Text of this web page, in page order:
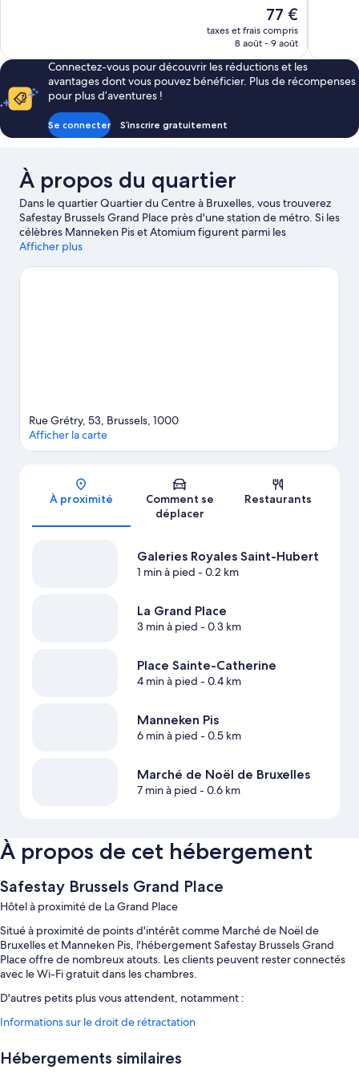
Le
nouveau
prix
de
77 €
77 €
taxes et frais compris
8 août - 9 août
Connectez-vous pour découvrir les réductions et les
avantages dont vous pouvez bénéficier. Plus de récompenses
pour plus d’aventures !
Se connecter S’inscrire gratuitement
À propos du quartier
Dans le quartier Quartier du Centre à Bruxelles, vous trouverez
Safestay Brussels Grand Place près d'une station de métro. Si les
célèbres Manneken Pis et Atomium figurent parmi les
immanquables, les voyageurs en mal de shopping se tourneront
Noël de Bruxelles. Envie de vivre un moment unique lors de
Afficher plus
Carte
Rue Grétry, 53, Brussels, 1000
Afficher la carte
À proximité
Comment se
déplacer
Restaurants
Galeries Royales Saint-Hubert
1 min à pied - 0.2 km
La Grand Place
3 min à pied - 0.3 km
Place Sainte-Catherine
4 min à pied - 0.4 km
Manneken Pis
6 min à pied - 0.5 km
Marché de Noël de Bruxelles
7 min à pied - 0.6 km
À propos de cet hébergement
Safestay Brussels Grand Place
Hôtel à proximité de La Grand Place
Situé à proximité de points d'intérêt comme Marché de Noël de
Bruxelles et Manneken Pis, l'hébergement Safestay Brussels Grand
Place offre de nombreux atouts. Les clients peuvent rester connectés
avec le Wi-Fi gratuit dans les chambres.
D'autres petits plus vous attendent, notamment :
Petit déjeuner buffet (en supplément), service de départ express et
Une consigne à bagages, service d'assistance pour les visites
Informations sur le droit de rétractation
Hébergements similaires